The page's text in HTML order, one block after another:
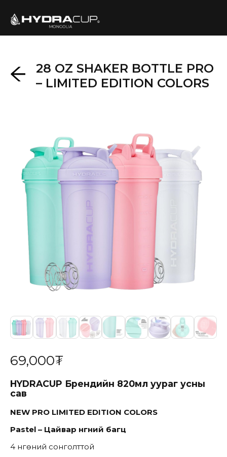
28 OZ SHAKER BOTTLE PRO
– LIMITED EDITION COLORS
69,000₮
HYDRACUP Брендийн 820мл уураг усны
сав
NEW PRO LIMITED EDITION COLORS
Pastel – Цайвар өнгөний багц
4 Өнгөний сонголттой